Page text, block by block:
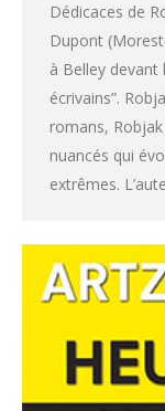
Dédicaces de
Dupont
à Belley devant
écrivains”.
romans,
nuancés qui
extrêmes.